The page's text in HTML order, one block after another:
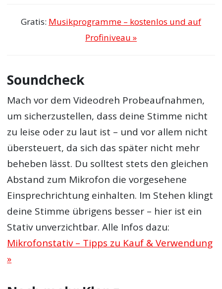
Gratis: Musikprogramme – kostenlos und auf
Profiniveau »
Soundcheck
Mach vor dem Videodreh Probeaufnahmen,
um sicherzustellen, dass deine Stimme nicht
zu leise oder zu laut ist – und vor allem nicht
übersteuert, da sich das später nicht mehr
beheben lässt. Du solltest stets den gleichen
Abstand zum Mikrofon die vorgesehene
Einsprechrichtung einhalten. Im Stehen klingt
deine Stimme übrigens besser – hier ist ein
Stativ unverzichtbar. Alle Infos dazu:
Mikrofonstativ – Tipps zu Kauf & Verwendung
»